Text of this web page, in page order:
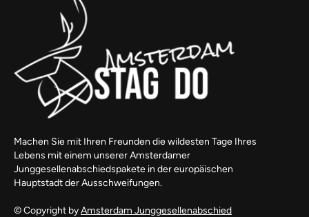
Machen Sie mit Ihren Freunden die wildesten Tage Ihres
Lebens mit einem unserer Amsterdamer
Junggesellenabschiedspakete in der europäischen
Hauptstadt der Ausschweifungen.
© Copyright byAmsterdam Junggesellenabschied